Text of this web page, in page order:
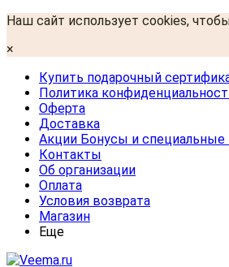
Наш сайт использует cookies,
×
Купить подарочный
Политика
Оферта
Доставка
Акции Бонусы и специальные
Контакты
Об организации
Оплата
Условия возврата
Магазин
Еще